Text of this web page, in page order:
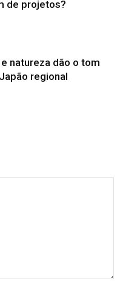
de projetos?
natureza dão o tom
regional